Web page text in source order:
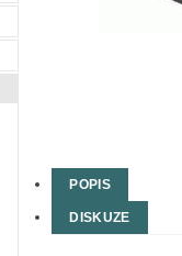
POPIS
DISKUZE